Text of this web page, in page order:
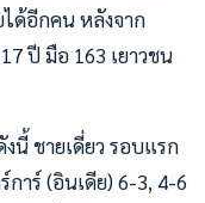
ได้อีกคน หลังจาก
ปี มือ 163 เยาวชน
นี้ ชายเดี่ยว รอบแรก
าร์ (อินเดีย) 6-3, 4-6